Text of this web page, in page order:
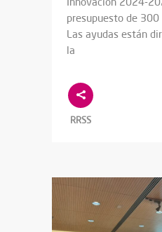
presupuesto de
Las ayudas están
la
RRSS